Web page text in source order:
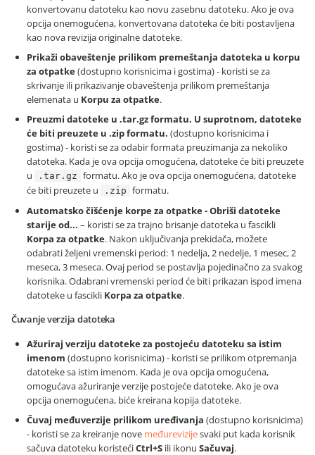
konvertovanu datoteku kao novu zasebnu datoteku. Ako je ova
opcija onemogućena, konvertovana datoteka će biti postavljena
kao nova revizija originalne datoteke.
Prikaži obaveštenje prilikom premeštanja datoteka u korpu
za otpatke(dostupno korisnicima i gostima) - koristi se za
skrivanje ili prikazivanje obaveštenja prilikom premeštanja
elemenata u Korpu za otpatke.
Preuzmi datoteke u .tar.gz formatu. U suprotnom, datoteke
će biti preuzete u .zip formatu. (dostupno korisnicima i
gostima) - koristi se za odabir formata preuzimanja za nekoliko
datoteka. Kada je ova opcija omogućena, datoteke će biti preuzete
u
.tar.gz formatu. Ako je ova opcija onemogućena, datoteke
će biti preuzete u
.zip formatu.
Automatsko čišćenje korpe za otpatke - Obriši datoteke
starije od... – koristi se za trajno brisanje datoteka u fascikli
Korpa za otpatke. Nakon uključivanja prekidača, možete
odabrati željeni vremenski period: 1 nedelja, 2 nedelje, 1 mesec, 2
meseca, 3 meseca. Ovaj period se postavlja pojedinačno za svakog
korisnika. Odabrani vremenski period će biti prikazan ispod imena
datoteke u fascikli Korpa za otpatke.
Čuvanje verzija datoteka
Ažuriraj verziju datoteke za postojeću datoteku sa istim
imenom (dostupno korisnicima) - koristi se prilikom otpremanja
datoteke sa istim imenom. Kada je ova opcija omogućena,
omogućava ažuriranje verzije postojeće datoteke. Ako je ova
opcija onemogućena, biće kreirana kopija datoteke.
Čuvaj međuverzije prilikom uređivanja (dostupno korisnicima)
- koristi se za kreiranje nove međurevizijesvaki put kada korisnik
sačuva datoteku koristećiCtrl+S ili ikonu Sačuvaj.